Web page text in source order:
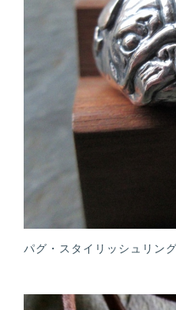
パグ・スタイリッシュリン